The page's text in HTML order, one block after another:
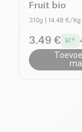
Fruit bio
310g | 14.48 €/Kg
3.49 €